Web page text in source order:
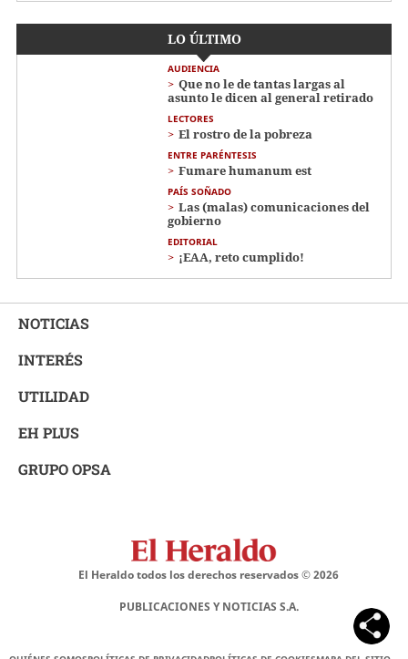
LO ÚLTIMO
AUDIENCIA
Que no le de tantas largas al
asunto le dicen al general retirado
LECTORES
El rostro de la pobreza
ENTRE PARÉNTESIS
Fumare humanum est
PAÍS SOÑADO
Las (malas) comunicaciones del
gobierno
EDITORIAL
¡EAA, reto cumplido!
NOTICIAS
INTERÉS
UTILIDAD
EH PLUS
GRUPO OPSA
El Heraldo todos los derechos reservados ©2026
PUBLICACIONES Y NOTICIAS S.A.